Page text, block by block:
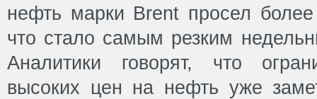
нефть марки Brent просел
что стало самым резким
Аналитики говорят, что
высоких цен на нефть уже